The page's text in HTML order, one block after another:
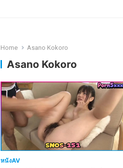
Home Asano Kokoro
Asano Kokoro
หนังAV